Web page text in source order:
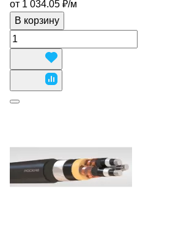
от 1 034.05 ₽/м
В корзину